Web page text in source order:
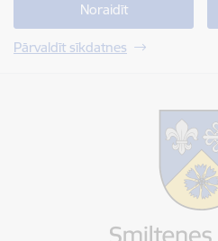
Noraidīt
Pārvaldīt sīkdatnes